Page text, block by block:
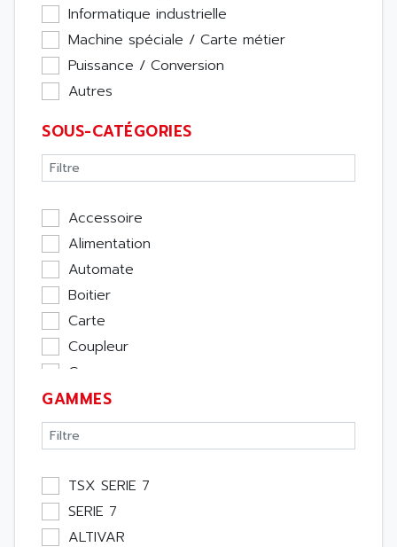
Informatique industrielle
Machine spéciale / Carte métier
Puissance / Conversion
Autres
SOUS-CATÉGORIES
Accessoire
Alimentation
Automate
Boitier
Carte
Coupleur
Cpu
Ecran
Entrée / Sortie
Memoire
Module Métier
Moteur
Pupitre Opérateur
GAMMES
TSX SERIE 7
SERIE 7
ALTIVAR